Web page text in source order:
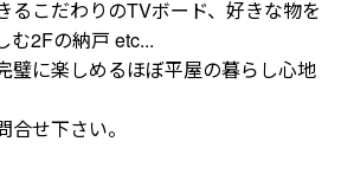
るこだわりのTVボード、好きな物を
む2Fの納戸 etc...
璧に楽しめるほぼ平屋の暮らし心地
せ下さい。